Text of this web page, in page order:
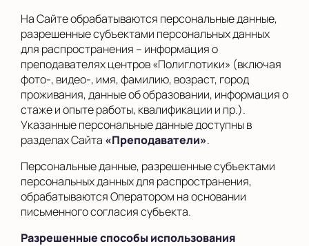
На Сайте обрабатываются персональные данные,
разрешенные субъектами персональных данных
для распространения – информация о
преподавателях центров «Полиглотики» (включая
фото-, видео-, имя, фамилию, возраст, город
проживания, данные об образовании, информация о
стаже и опыте работы, квалификации и пр.).
Указанные персональные данные доступны в
разделах Сайта «Преподаватели».
Персональные данные, разрешенные субъектами
персональных данных для распространения,
обрабатываются Оператором на основании
письменного согласия субъекта.
Разрешенные способы использования